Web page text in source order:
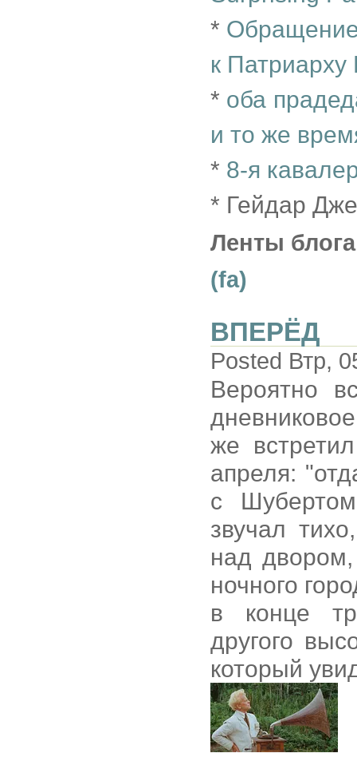
*
к Патриарху
* оба
и то же
* 8-я
* Гейдар
Ленты
(fa)
ВПЕРЁД
Posted Втр,
Вероятно
же
апреля:
с
звучал
над
ночного
в конце
другого
который